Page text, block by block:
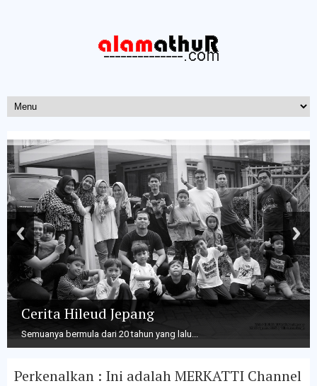
Cerita Hileud Jepang
Semuanya bermula dari 20 tahun yang lalu...
Perkenalkan : Ini adalah MERKATTI Channel